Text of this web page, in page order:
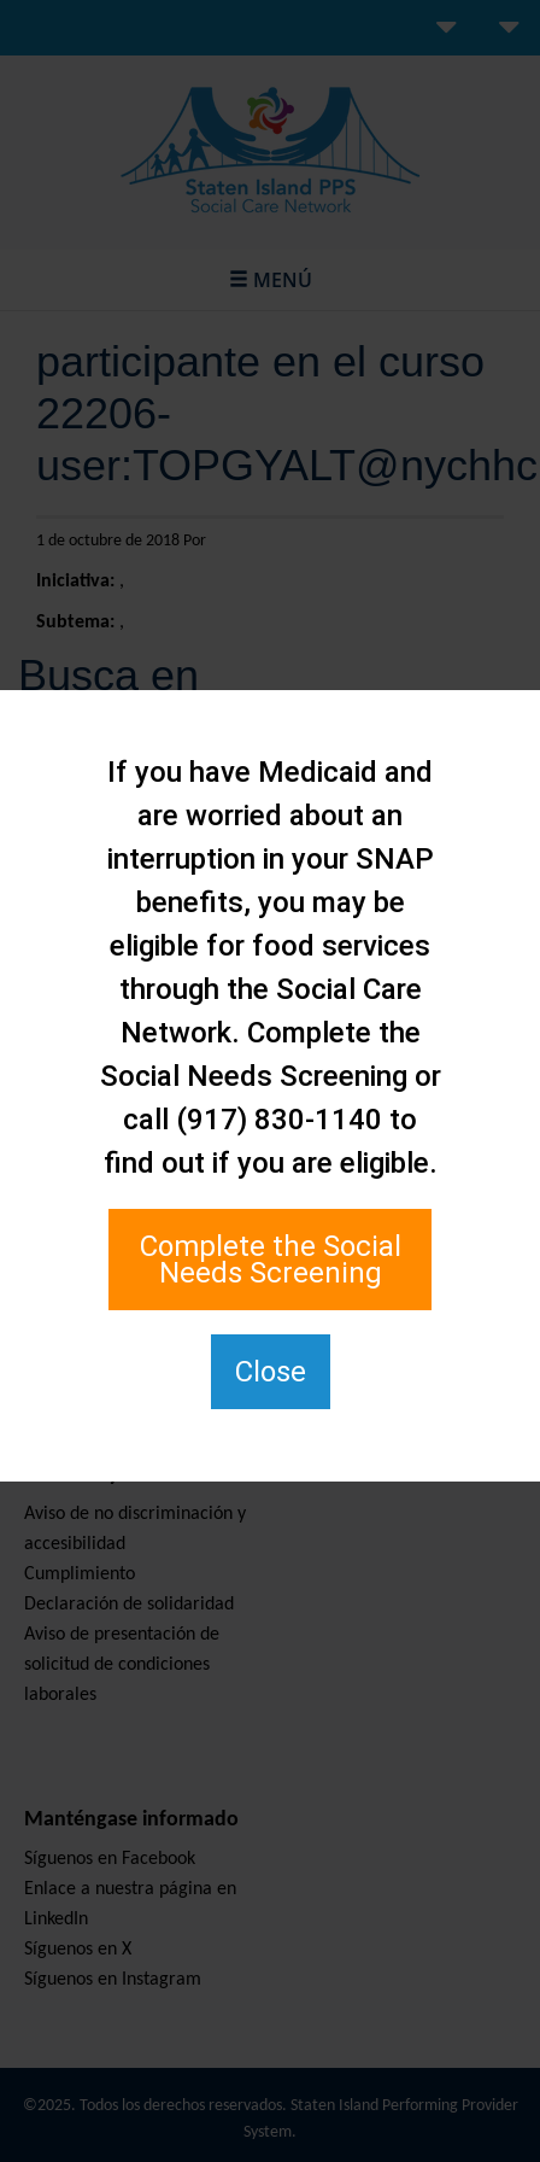
MENÚ
participante en el curso
22206-
1 de octubre de 2018 Por
Iniciativa: ,
Subtema: ,
Busca en
Contáctenos
Red de Asistencia Social de
Staten Island
Para TTY, marque el 711.
Aviso de no discriminación y
accesibilidad
Cumplimiento
Declaración de solidaridad
Aviso de presentación de
solicitud de condiciones
laborales
Manténgase informado
Síguenos en Facebook
Enlace a nuestra página en
LinkedIn
Síguenos en X
Síguenos en Instagram
©2025. Todos los derechos reservados. Staten Island Performing Provider
System.
If you have Medicaid and
are worried about an
interruption in your SNAP
benefits, you may be
eligible for food services
through the Social Care
Network. Complete the
Social Needs Screening or
call (917) 830-1140 to
find out if you are eligible.
Complete the Social
Needs Screening
Close